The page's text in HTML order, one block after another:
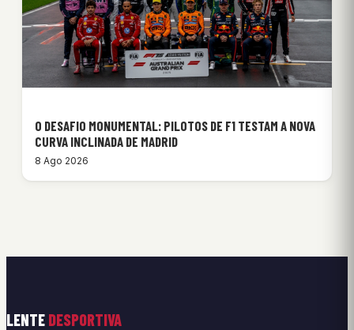
O DESAFIO MONUMENTAL: PILOTOS DE F1 TESTAM A NOVA
CURVA INCLINADA DE MADRID
8 Ago 2026
LENTE DESPORTIVA